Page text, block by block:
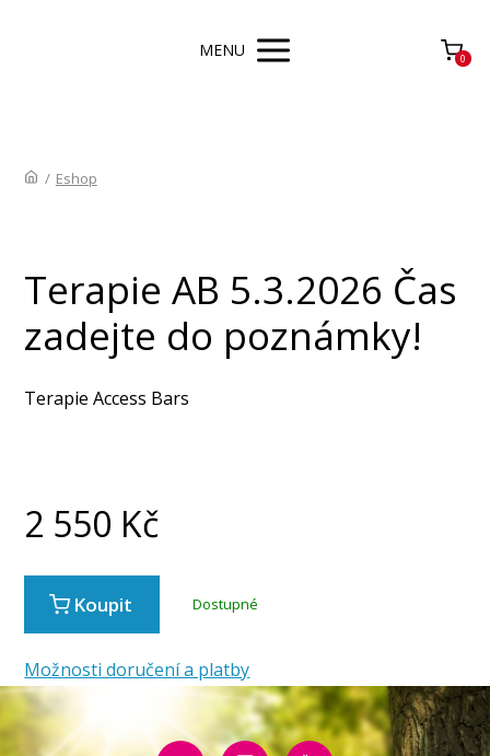
MENU 0
/ Eshop
Terapie AB 5.3.2026 Čas
zadejte do poznámky!
Terapie Access Bars
2 550 Kč
Koupit Dostupné
Možnosti doručení a platby